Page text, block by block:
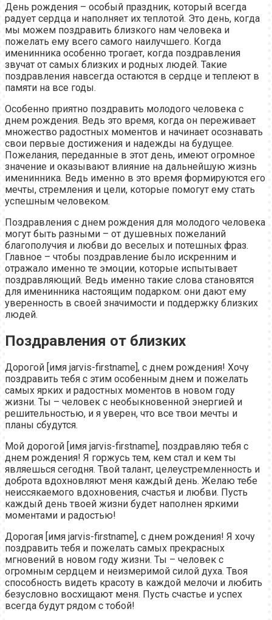
День рождения – особый праздник, который всегда
радует сердца и наполняет их теплотой. Это день, когда
мы можем поздравить близкого нам человека и
пожелать ему всего самого наилучшего. Когда
именинника особенно трогает, когда поздравления
звучат от самых близких и родных людей. Такие
поздравления навсегда остаются в сердце и теплеют в
памяти на все годы.
Особенно приятно поздравить молодого человека с
днем рождения. Ведь это время, когда он переживает
множество радостных моментов и начинает осознавать
свои первые достижения и надежды на будущее.
Пожелания, переданные в этот день, имеют огромное
значение и оказывают влияние на дальнейшую жизнь
именинника. Ведь именно в это время формируются его
мечты, стремления и цели, которые помогут ему стать
успешным человеком.
Поздравления с днем рождения для молодого человека
могут быть разными – от душевных пожеланий
благополучия и любви до веселых и потешных фраз.
Главное – чтобы поздравление было искренним и
отражало именно те эмоции, которые испытывает
поздравляющий. Ведь именно такие слова становятся
для именинника настоящим подарком: они дают ему
уверенность в своей значимости и поддержку близких
людей.
Поздравления от близких
Дорогой [имя jarvis-firstname], с днем рождения! Хочу
поздравить тебя с этим особенным днем и пожелать
самых ярких и радостных моментов в новом году
жизни. Ты – человек с необыкновенной энергией и
решительностью, и я уверен, что все твои мечты и
планы сбудутся.
Мой дорогой [имя jarvis-firstname], поздравляю тебя с
днем рождения! Я горжусь тем, кем стал и кем ты
являешься сегодня. Твой талант, целеустремленность и
доброта вдохновляют меня каждый день. Желаю тебе
неиссякаемого вдохновения, счастья и любви. Пусть
каждый день твоей жизни будет наполнен яркими
моментами и радостью!
Дорогая [имя jarvis-firstname], с днем рождения! Я хочу
поздравить тебя и пожелать самых прекрасных
мгновений в новом году жизни. Ты – человек с
огромным сердцем и неизмеримой силой духа. Твоя
способность видеть красоту в каждой мелочи и любить
безусловно восхищают меня. Пусть счастье и успех
всегда будут рядом с тобой!